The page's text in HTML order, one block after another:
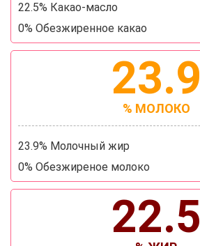
22.5% Какао-масло
0% Обезжиренное какао
23.9
% МОЛОКО
23.9% Молочный жир
0% Обезжиреное молоко
22.5